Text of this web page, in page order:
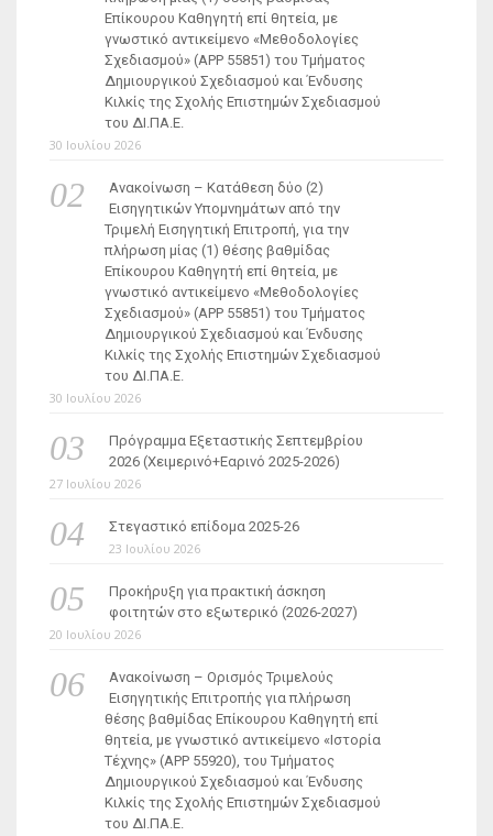
Επίκουρου Καθηγητή επί θητεία, με
γνωστικό αντικείμενο «Μεθοδολογίες
Σχεδιασμού» (ΑΡΡ 55851) του Τμήματος
Δημιουργικού Σχεδιασμού και Ένδυσης
Κιλκίς της Σχολής Επιστημών Σχεδιασμού
του ΔΙ.ΠΑ.Ε.
30 Ιουλίου 2026
Ανακοίνωση – Κατάθεση δύο (2)
Εισηγητικών Υπομνημάτων από την
Τριμελή Εισηγητική Επιτροπή, για την
πλήρωση μίας (1) θέσης βαθμίδας
Επίκουρου Καθηγητή επί θητεία, με
γνωστικό αντικείμενο «Μεθοδολογίες
Σχεδιασμού» (ΑΡΡ 55851) του Τμήματος
Δημιουργικού Σχεδιασμού και Ένδυσης
Κιλκίς της Σχολής Επιστημών Σχεδιασμού
του ΔΙ.ΠΑ.Ε.
30 Ιουλίου 2026
Πρόγραμμα Εξεταστικής Σεπτεμβρίου
2026 (Χειμερινό+Εαρινό 2025-2026)
27 Ιουλίου 2026
Στεγαστικό επίδομα 2025-26
23 Ιουλίου 2026
Προκήρυξη για πρακτική άσκηση
φοιτητών στο εξωτερικό (2026-2027)
20 Ιουλίου 2026
Ανακοίνωση – Ορισμός Τριμελούς
Εισηγητικής Επιτροπής για πλήρωση
θέσης βαθμίδας Επίκουρου Καθηγητή επί
θητεία, με γνωστικό αντικείμενο «Ιστορία
Τέχνης» (ΑΡΡ 55920), του Τμήματος
Δημιουργικού Σχεδιασμού και Ένδυσης
Κιλκίς της Σχολής Επιστημών Σχεδιασμού
του ΔΙ.ΠΑ.Ε.